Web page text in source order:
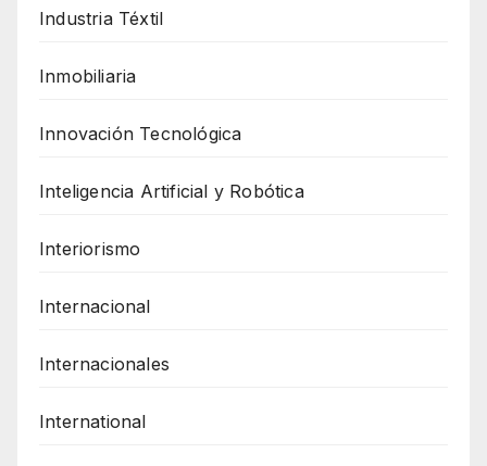
Industria Téxtil
Inmobiliaria
Innovación Tecnológica
Inteligencia Artificial y Robótica
Interiorismo
Internacional
Internacionales
International